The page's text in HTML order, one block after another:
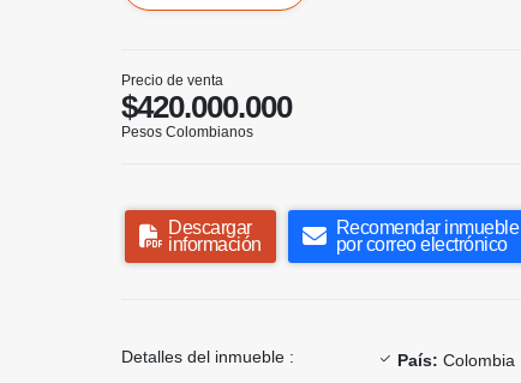
Precio de venta
$420.000.000
Pesos Colombianos
Descargar
información
Recomendar inmueble
por correo electrónico
Detalles del inmueble : País: Colombia